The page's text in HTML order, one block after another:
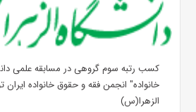
کسب رتبه سوم گروهی در مسابقه علمی
خانواده" انجمن فقه و حقوق خانواده
الزهرا(س)